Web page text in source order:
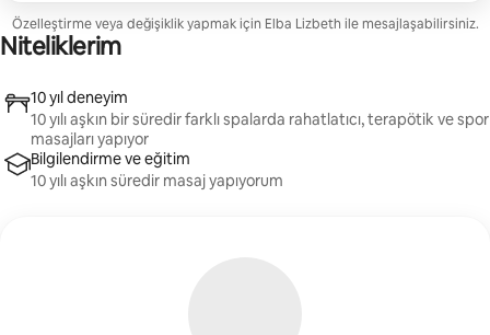
Özelleştirme veya değişiklik yapmak için Elba Lizbeth ile mesajlaşabilirsiniz.
Niteliklerim
10 yıl deneyim
10 yılı aşkın bir süredir farklı spalarda rahatlatıcı, terapötik ve spor
masajları yapıyor
Bilgilendirme ve eğitim
10 yılı aşkın süredir masaj yapıyorum